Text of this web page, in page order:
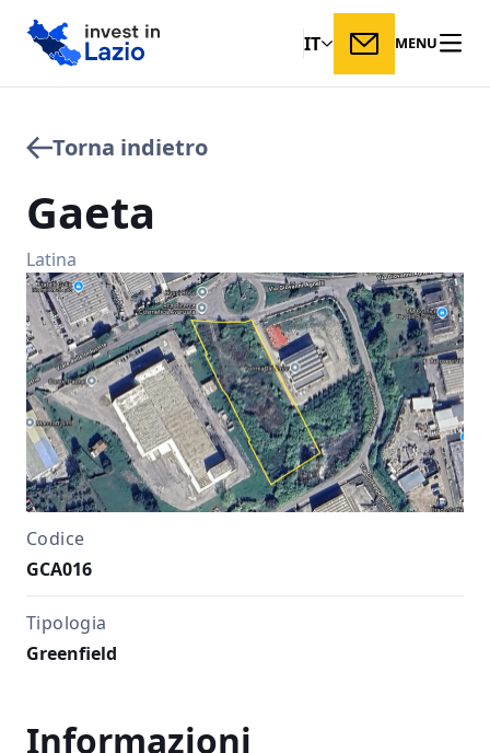
IT MENU
Torna indietro
Gaeta
Latina
Codice
GCA016
Tipologia
Greenfield
Informazioni